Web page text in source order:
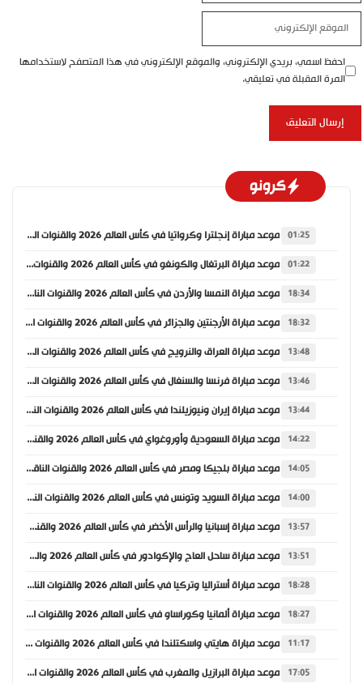
احفظ اسمي، بريدي الإلكتروني، والموقع الإلكتروني في هذا المتصفح لاستخدامها
المرة المقبلة في تعليقي.
كرونو
01:25 موعد مباراة إنجلترا وكرواتيا في كأس العالم 2026 والقنوات الناقلة
01:22 موعد مباراة البرتغال والكونغو في كأس العالم 2026 والقنوات الناقلة
18:34 موعد مباراة النمسا والأردن في كأس العالم 2026 والقنوات الناقلة
18:32 موعد مباراة الأرجنتين والجزائر في كأس العالم 2026 والقنوات الناقلة
13:48 موعد مباراة العراق والنرويج في كأس العالم 2026 والقنوات الناقلة
13:46 موعد مباراة فرنسا والسنغال في كأس العالم 2026 والقنوات الناقلة
13:44 موعد مباراة إيران ونيوزيلندا في كأس العالم 2026 والقنوات الناقلة
14:22 موعد مباراة السعودية وأوروغواي في كأس العالم 2026 والقنوات الناقلة
14:05 موعد مباراة بلجيكا ومصر في كأس العالم 2026 والقنوات الناقلة
14:00 موعد مباراة السويد وتونس في كأس العالم 2026 والقنوات الناقلة
13:57 موعد مباراة إسبانيا والرأس الأخضر في كأس العالم 2026 والقنوات الناقلة
13:51 موعد مباراة ساحل العاج والإكوادور في كأس العالم 2026 والقنوات الناقلة
18:28 موعد مباراة أستراليا وتركيا في كأس العالم 2026 والقنوات الناقلة
18:27 موعد مباراة ألمانيا وكوراساو في كأس العالم 2026 والقنوات الناقلة
11:17 موعد مباراة هايتي واسكتلندا في كأس العالم 2026 والقنوات الناقلة
17:05 موعد مباراة البرازيل والمغرب في كأس العالم 2026 والقنوات الناقلة